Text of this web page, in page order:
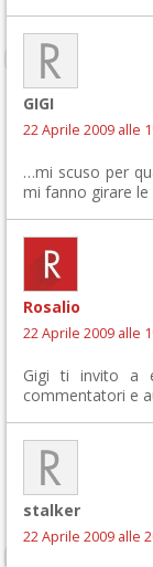
GIGI
22 Aprile 2009 alle
…mi scuso per
mi fanno girare le
Rosalio
22 Aprile 2009 alle
Gigi ti invito a
commentatori e
stalker
22 Aprile 2009 alle